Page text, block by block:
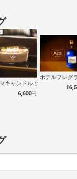
キャンドル ウッドウィック
6,600円
ホテルフレグ